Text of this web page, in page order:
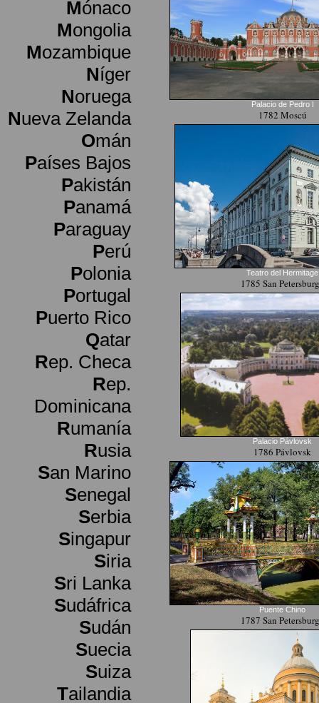
Mónaco
Mongolia
Mozambique
Níger
Noruega
Nueva Zelanda
Omán
Países Bajos
Pakistán
Panamá
Paraguay
Perú
Polonia
Portugal
Puerto Rico
Qatar
Rep. Checa
Rep.
Dominicana
Rumanía
Rusia
San Marino
Senegal
Serbia
Singapur
Siria
Sri Lanka
Sudáfrica
Sudán
Suecia
Suiza
Tailandia
Palacio de Pedro I
1782 Moscú
Teatro del Hermitage
1785 San
Palacio Pávlovsk
1786 Pávlovsk
Puente Chino
1787 San